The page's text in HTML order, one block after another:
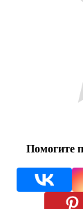
Помогите